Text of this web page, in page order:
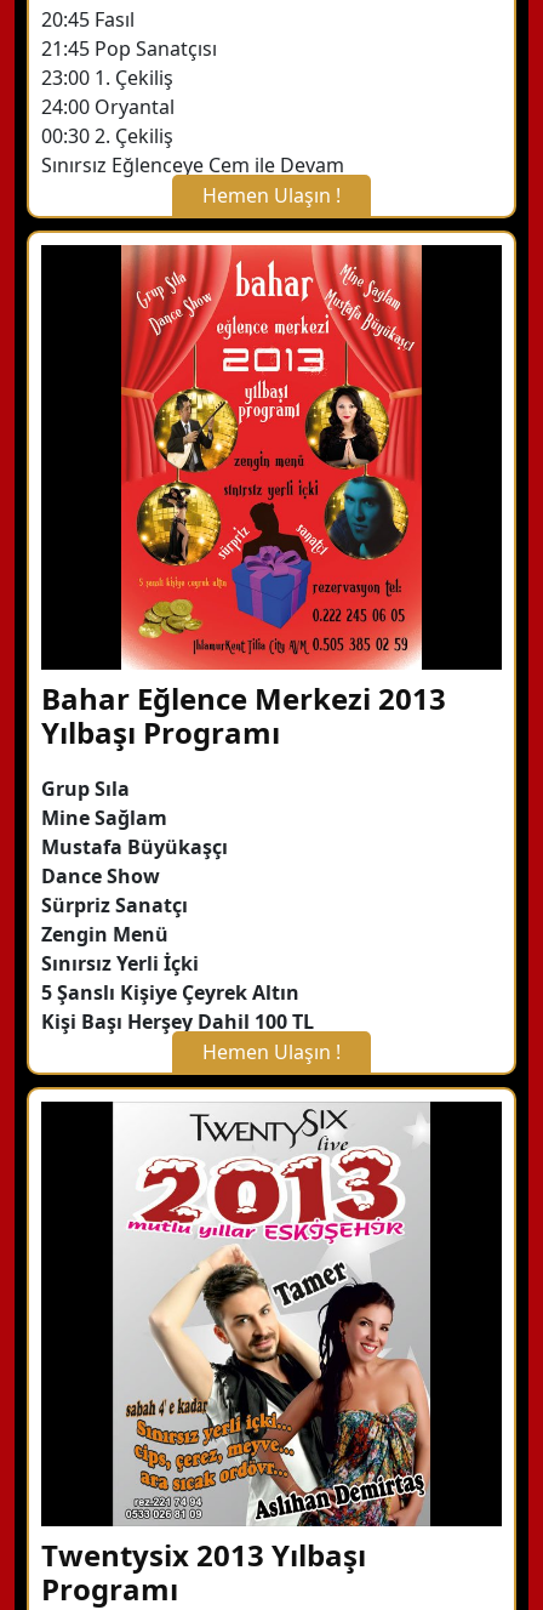
20:45 Fasıl
21:45 Pop Sanatçısı
23:00 1. Çekiliş
24:00 Oryantal
00:30 2. Çekiliş
Sınırsız Eğlenceye Cem ile Devam
Hemen Ulaşın !
X Kapat
WhatsApp ile Bilgi Alın
Hemen Arayın
Detaylı Bilgi Alın
Bahar Eğlence Merkezi 2013
Yılbaşı Programı
Grup Sıla
Mine Sağlam
Mustafa Büyükaşçı
Dance Show
Sürpriz Sanatçı
Zengin Menü
Sınırsız Yerli İçki
5 Şanslı Kişiye Çeyrek Altın
Kişi Başı Herşey Dahil 100 TL
Hemen Ulaşın !
X Kapat
WhatsApp ile Bilgi Alın
Hemen Arayın
Detaylı Bilgi Alın
Twentysix 2013 Yılbaşı
Programı